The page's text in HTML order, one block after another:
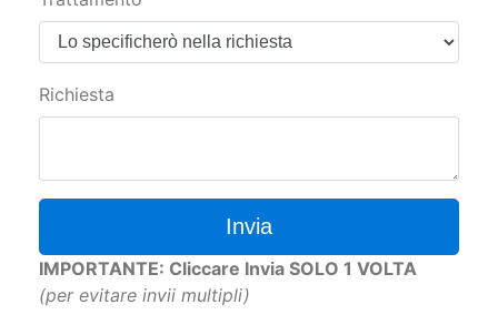
Trattamento
Invia